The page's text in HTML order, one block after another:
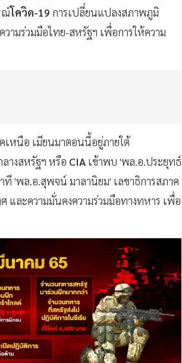
ณ์โควิด-19 การเปลี่ยนแปลงสภาพภูมิ
ามร่วมมือไทย-สหรัฐฯ เพื่อการให้ความ
เหนือ เมียนมาตอนนี้อยู่ภายใต้
างสหรัฐฯ หรือ CIA เข้าพบ 'พล.อ.ประยุทธ์
ที 'พล.อ.สุพจน์ มาลานิยม' เลขาธิการสภาค
และความมั่นคงความร่วมมือทางทหาร เพื่อ